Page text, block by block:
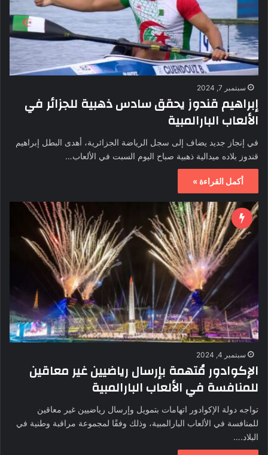
سبتمبر 7, 2024
إبراهيم قندوز يحقق سادس ذهبية للجزائر في
الألعاب البارالمبية
في إنجاز جديد يضاف إلى سجل الرياضة الجزائرية، أهدى البطل إبراهيم
قندوز بلاده ميدالية ذهبية صباح اليوم السبت في الألعاب…
أكمل القراءة »
سبتمبر 4, 2024
الإكوادور مُتهمة بإرسال رياضيين غير معاقين
للمنافسة في الألعاب البارالمبية
تواجه دولة الإكوادور اتهامات بتمويل وإرسال رياضيين غير معاقين
للمنافسة في الألعاب البارالمبية، وذلك وفقًا لمجموعة مراقبة وطنية في
البلاد.…